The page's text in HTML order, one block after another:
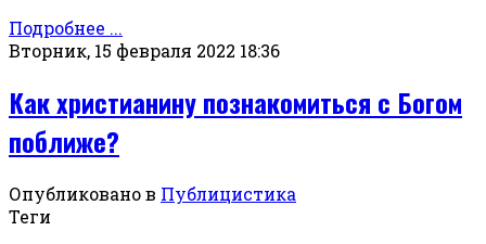
Подробнее ...
Вторник, 15 февраля 2022 18:36
Как христианину познакомиться с Богом
поближе?
Опубликовано в Публицистика
Теги